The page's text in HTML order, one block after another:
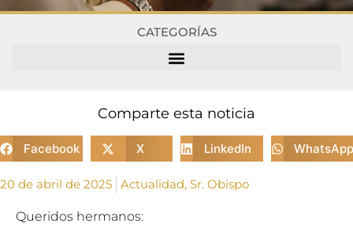
CATEGORÍAS
Comparte esta noticia
Facebook X LinkedIn WhatsApp
20 de abril de 2025 Actualidad, Sr. Obispo
Queridos hermanos: